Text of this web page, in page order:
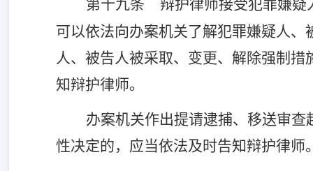
第十九条
辩护律师接受犯罪嫌
可以依法向办案机关了解犯罪嫌疑人
人、被告人被采取、变更、解除强制
知辩护律师。
办案机关作出提请逮捕、移送审
性决定的，应当依法及时告知辩护律师